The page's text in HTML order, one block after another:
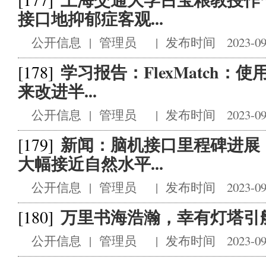
接口地抑郁症客观...
公开信息 | 管理员 | 发布时间 2023-
[178] 学习报告：FlexMatch：使
来改进半...
公开信息 | 管理员 | 发布时间 2023-
[179] 新闻：脑机接口里程碑进
大幅接近自然水平...
公开信息 | 管理员 | 发布时间 2023-
[180] 万里书海浩瀚，幸有灯塔引
公开信息 | 管理员 | 发布时间 2023-